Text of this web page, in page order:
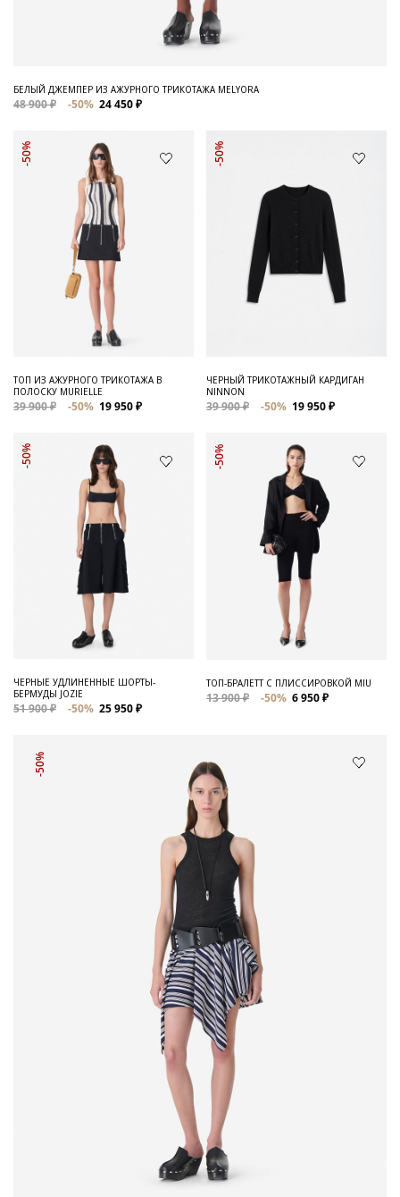
БЕЛЫЙ ДЖЕМПЕР ИЗ АЖУРНОГО ТРИКОТАЖА MELYORA
48 900 ₽ -50% 24 450 ₽
-50%
ТОП ИЗ АЖУРНОГО ТРИКОТАЖА В
ПОЛОСКУ MURIELLE
39 900 ₽ -50% 19 950 ₽
-50%
ЧЕРНЫЙ ТРИКОТАЖНЫЙ КАРДИГАН
NINNON
39 900 ₽ -50% 19 950 ₽
-50%
ЧЕРНЫЕ УДЛИНЕННЫЕ ШОРТЫ-
БЕРМУДЫ JOZIE
51 900 ₽ -50% 25 950 ₽
-50%
ТОП-БРАЛЕТТ С ПЛИССИРОВКОЙ MIU
13 900 ₽ -50% 6 950 ₽
-50%